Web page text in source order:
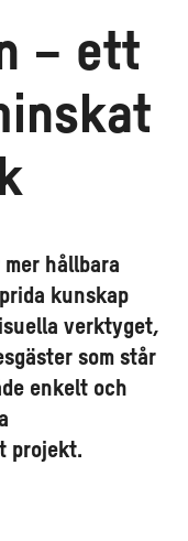
– ett
hållbara
kunskap
verktyget,
som står
enkelt och
projekt.